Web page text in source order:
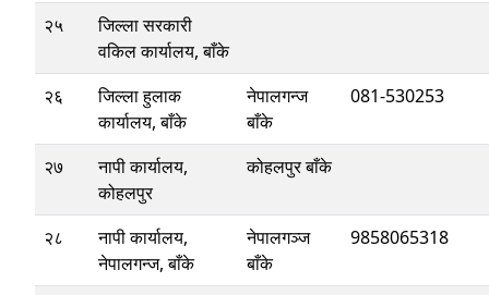
२५
जिल्ला सरकारी
वकिल कार्यालय, बाँके
२६
जिल्ला हुलाक
कार्यालय, बाँके
नेपालगन्ज
बाँके
081-530253
२७
नापी कार्यालय,
कोहलपुर
कोहलपुर बाँके
२८
नापी कार्यालय,
नेपालगन्ज, बाँके
नेपालगञ्ज
बाँके
9858065318